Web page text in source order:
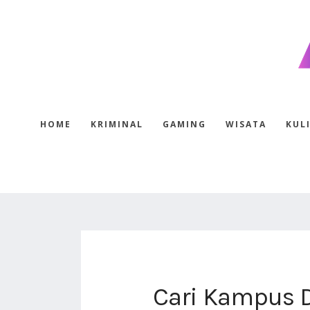
HOME KRIMINAL GAMING WISATA
Cari Kampus